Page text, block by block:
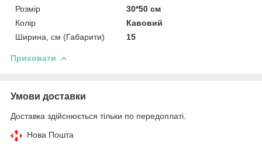
Розмір
30*50 см
Колір
Кавовий
Ширина, см (Габарити)
15
Приховати
Умови доставки
Доставка здійснюється тільки по передоплаті.
Нова Пошта